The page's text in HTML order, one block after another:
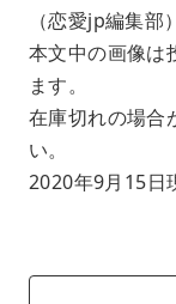
（恋愛jp編集部）
本文中の画像は
ます。
在庫切れの場合
い。
2020年9月15日